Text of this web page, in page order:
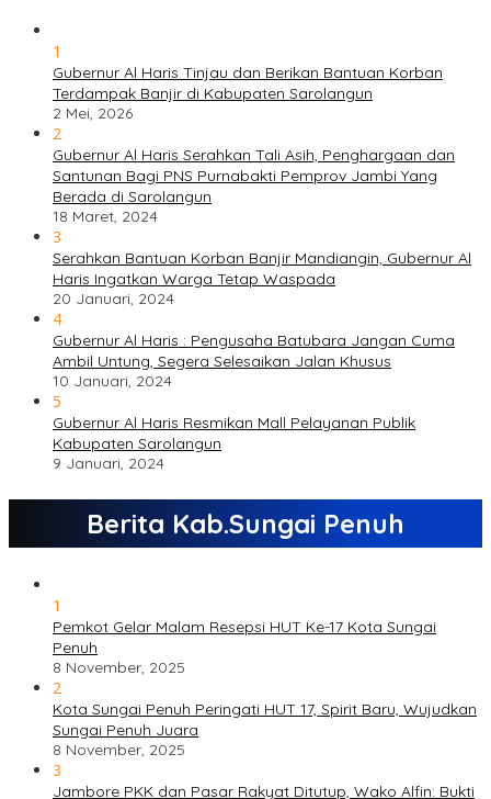
1
Gubernur Al Haris Tinjau dan Berikan Bantuan Korban
Terdampak Banjir di Kabupaten Sarolangun
2 Mei, 2026
2
Gubernur Al Haris Serahkan Tali Asih, Penghargaan dan
Santunan Bagi PNS Purnabakti Pemprov Jambi Yang
Berada di Sarolangun
18 Maret, 2024
3
Serahkan Bantuan Korban Banjir Mandiangin, Gubernur Al
Haris Ingatkan Warga Tetap Waspada
20 Januari, 2024
4
Gubernur Al Haris : Pengusaha Batubara Jangan Cuma
Ambil Untung, Segera Selesaikan Jalan Khusus
10 Januari, 2024
5
Gubernur Al Haris Resmikan Mall Pelayanan Publik
Kabupaten Sarolangun
9 Januari, 2024
Berita Kab.Sungai Penuh
1
Pemkot Gelar Malam Resepsi HUT Ke-17 Kota Sungai
Penuh
8 November, 2025
2
Kota Sungai Penuh Peringati HUT 17, Spirit Baru, Wujudkan
Sungai Penuh Juara
8 November, 2025
3
Jambore PKK dan Pasar Rakyat Ditutup, Wako Alfin: Bukti